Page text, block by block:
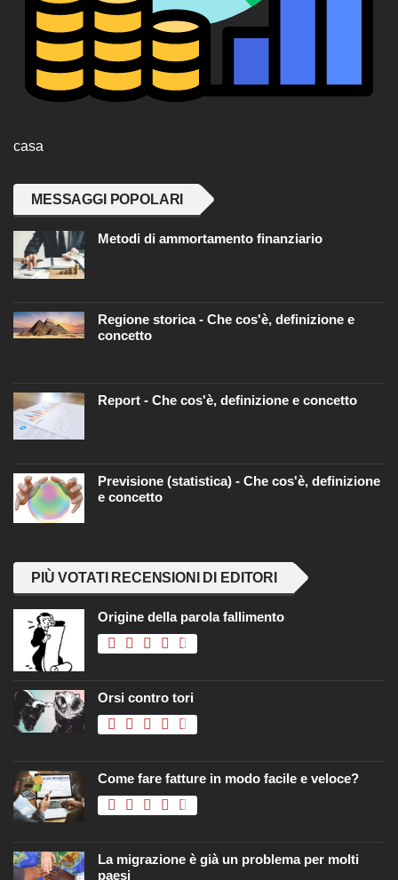
casa
MESSAGGI POPOLARI
Metodi di ammortamento finanziario
Regione storica - Che cos'è, definizione e
concetto
Report - Che cos'è, definizione e concetto
Previsione (statistica) - Che cos'è, definizione
e concetto
PIÙ VOTATI RECENSIONI DI EDITORI
Origine della parola fallimento
Orsi contro tori
Come fare fatture in modo facile e veloce?
La migrazione è già un problema per molti
paesi